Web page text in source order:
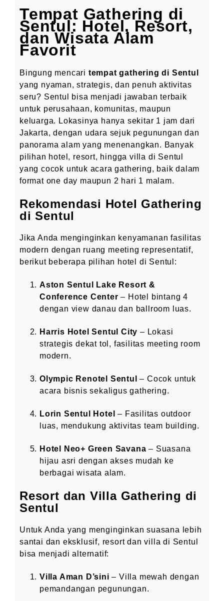
Tempat Gathering di
Sentul: Hotel, Resort,
dan Wisata Alam
Favorit
Bingung mencari tempat gathering di Sentul
yang nyaman, strategis, dan penuh aktivitas
seru? Sentul bisa menjadi jawaban terbaik
untuk perusahaan, komunitas, maupun
keluarga. Lokasinya hanya sekitar 1 jam dari
Jakarta, dengan udara sejuk pegunungan dan
panorama alam yang menenangkan. Banyak
pilihan hotel, resort, hingga villa di Sentul
yang cocok untuk acara gathering, baik dalam
format one day maupun 2 hari 1 malam.
Rekomendasi Hotel Gathering
di Sentul
Jika Anda menginginkan kenyamanan fasilitas
modern dengan ruang meeting representatif,
berikut beberapa pilihan hotel di Sentul:
Aston Sentul Lake Resort &
Conference Center – Hotel bintang 4
dengan view danau dan ballroom luas.
Harris Hotel Sentul City – Lokasi
strategis dekat tol, fasilitas meeting room
modern.
Olympic Renotel Sentul
– Cocok untuk
acara bisnis sekaligus gathering.
Lorin Sentul Hotel – Fasilitas outdoor
luas, mendukung aktivitas team building.
Hotel Neo+ Green Savana – Suasana
hijau asri dengan akses mudah ke
berbagai wisata alam.
Resort dan Villa Gathering di
Sentul
Untuk Anda yang menginginkan suasana lebih
santai dan eksklusif, resort dan villa di Sentul
bisa menjadi alternatif:
Villa Aman D’sini – Villa mewah dengan
pemandangan pegunungan.